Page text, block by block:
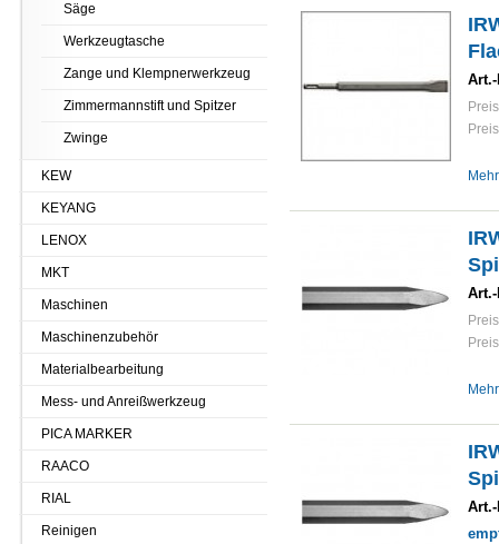
Art.-
Art.-
Art.-
Säge
Werkzeugtasche
Zange und Klempnerwerkzeug
Zimmermannstift und Spitzer
Zwinge
KEW
KEYANG
LENOX
MKT
Maschinen
Maschinenzubehör
Materialbearbeitung
Mess- und Anreißwerkzeug
PICA MARKER
RAACO
RIAL
Reinigen